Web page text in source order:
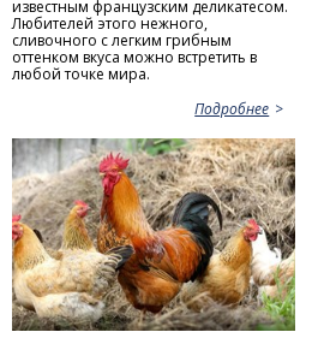
известным французским деликатесом.
Любителей этого нежного,
сливочного с легким грибным
оттенком вкуса можно встретить в
любой точке мира.
Подробнее